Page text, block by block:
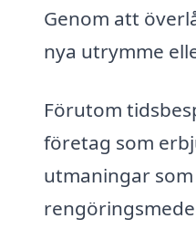
Genom att
nya utrymme
Förutom
företag som
utmaningar